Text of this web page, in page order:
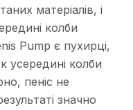
матеріалів, і
колби
Pump є пухирці,
усередині колби
пеніс не
значно